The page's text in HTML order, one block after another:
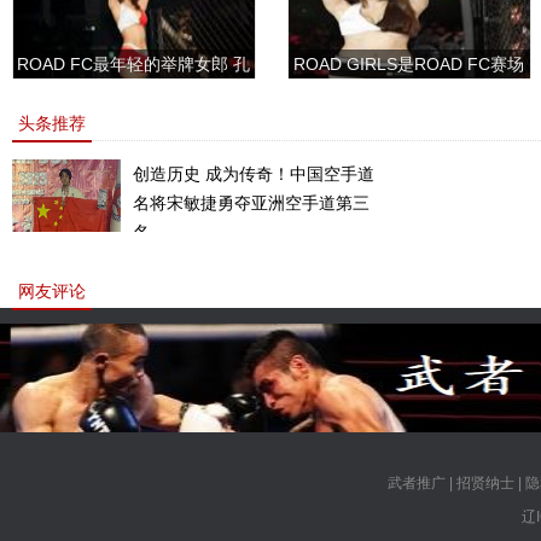
ROAD FC最年轻的举牌女郎 孔
ROAD GIRLS是ROAD FC赛场
头条推荐
创造历史 成为传奇！中国空手道
名将宋敏捷勇夺亚洲空手道第三
名。
网友评论
武者推广| 招贤纳士|
辽